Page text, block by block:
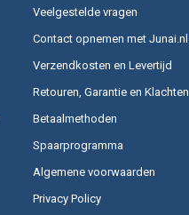
Veelgestelde vragen
Contact opnemen met Junai.nl
Verzendkosten en Levertijd
Retouren, Garantie en Klachten
Betaalmethoden
Spaarprogramma
Algemene voorwaarden
Privacy Policy